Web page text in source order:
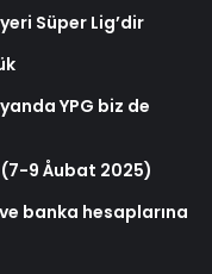
Süper Lig’dir
YPG biz de
9 Åubat 2025)
banka hesaplarına